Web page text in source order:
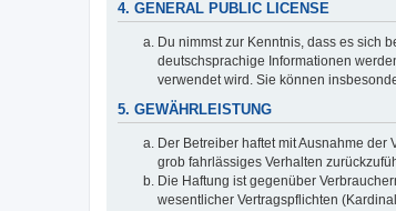
4. GENERAL PUBLIC LICENSE
Du nimmst zur Kenntnis, dass es sich
deutschsprachige Informationen
verwendet wird. Sie können
5. GEWÄHRLEISTUNG
Der Betreiber haftet mit Ausnahme
grob fahrlässiges Verhalten
Die Haftung ist gegenüber
wesentlicher Vertragspflichten